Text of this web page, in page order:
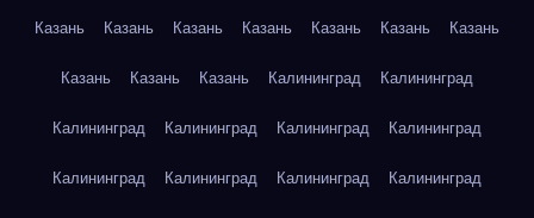
Казань Казань Казань Казань Казань Казань Казань
Казань Казань Казань Калининград Калининград
Калининград Калининград Калининград Калининград
Калининград Калининград Калининград Калининград